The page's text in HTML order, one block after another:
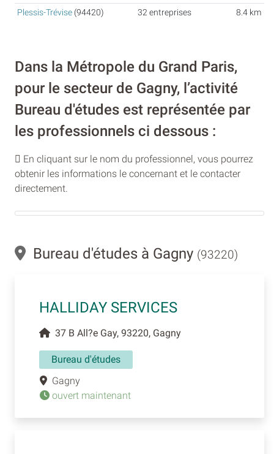
Plessis-Trévise (94420) 32 entreprises 8.4 km
Dans la Métropole du Grand Paris,
pour le secteur de Gagny, l’activité
Bureau d'études est représentée par
les professionnels ci dessous :
En cliquant sur le nom du professionnel, vous pourrez
obtenir les informations le concernant et le contacter
directement.
Bureau d'études à Gagny (93220)
HALLIDAY SERVICES
37 B All?e Gay, 93220, Gagny
Bureau d'études
Gagny
ouvert maintenant